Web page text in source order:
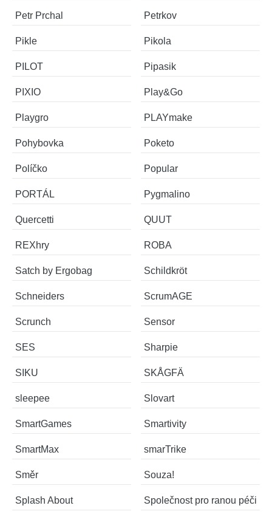
Petr Prchal Petrkov
Pikle Pikola
PILOT Pipasik
PIXIO Play&Go
Playgro PLAYmake
Pohybovka Poketo
Políčko Popular
PORTÁL Pygmalino
Quercetti QUUT
REXhry ROBA
Satch by Ergobag Schildkröt
Schneiders ScrumAGE
Scrunch Sensor
SES Sharpie
SIKU SKÅGFÄ
sleepee Slovart
SmartGames Smartivity
SmartMax smarTrike
Směr Souza!
Splash About Společnost pro ranou péči